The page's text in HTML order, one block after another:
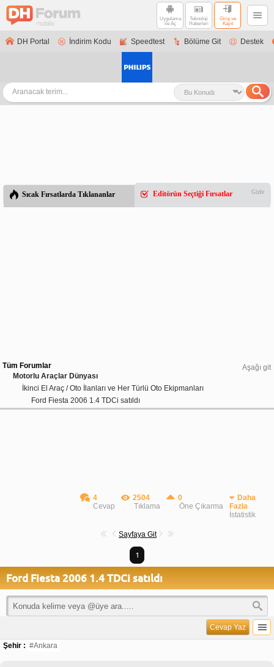
Uygulama
ile Aç
Teknoloji
Haberleri
Giriş ve
Kayıt
DH Portal İndirim Kodu Speedtest Bölüme Git Destek
Sıcak Fırsatlarda Tıklananlar Editörün Seçtiği Fırsatlar Gizle
Aşağı git
Tüm Forumlar
Motorlu Araçlar Dünyası
İkinci El Araç / Oto İlanları ve Her Türlü Oto Ekipmanları
Ford Fiesta 2006 1.4 TDCi satıldı
4
Cevap
2504
Tıklama
0
Öne Çıkarma
Daha
Fazla
İstatistik
Sayfaya Git
1
Ford Fiesta 2006 1.4 TDCi satıldı
Cevap Yaz
Şehir : #Ankara